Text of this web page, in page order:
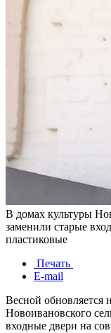
В домах культуры
заменили старые
пластиковые
Печать
E-mail
Весной обновляется
Новоивановского
входные двери на